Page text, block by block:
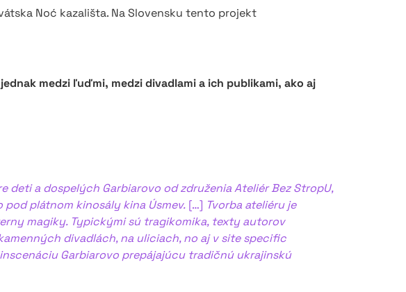
Noć kazališta. Na Slovensku tento projekt
medzi ľuďmi, medzi divadlami a ich publikami, ako aj
deti a dospelých Garbiarovo od združenia Ateliér Bez StropU,
plátnom kinosály kina Úsmev. […] Tvorba ateliéru je
magiky. Typickými sú tragikomika, texty autorov
divadlách, na uliciach, no aj v site specific
Garbiarovo prepájajúcu tradičnú ukrajinskú